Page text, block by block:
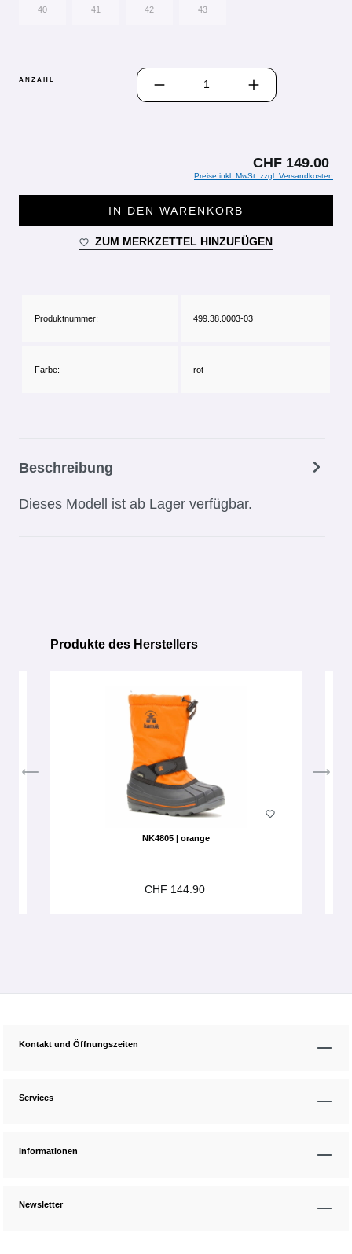
40 41 42 43
ANZAHL
PRODUKT ANZAHL: GIB DEN
CHF 149.00
Preise inkl. MwSt. zzgl. Versandkosten
IN DEN WARENKORB
ZUM MERKZETTEL HINZUFÜGEN
Produktnummer: 499.38.0003-03
Farbe: rot
Beschreibung
Dieses Modell ist ab Lager verfügbar.
Produktgalerie überspringen
Produkte des Herstellers
NK4805 | orange
CHF 144.90
Kontakt und Öffnungszeiten
Services
Informationen
Newsletter